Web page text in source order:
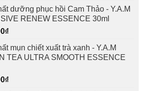
dưỡng phục hồi Cam Thảo - Y.A.M
RENEW ESSENCE 30ml
₫
mụn chiết xuất trà xanh - Y.A.M
TEA ULTRA SMOOTH ESSENCE
₫